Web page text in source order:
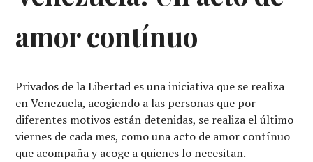
amor contínuo
Privados de la Libertad es una iniciativa que se realiza
en Venezuela, acogiendo a las personas que por
diferentes motivos están detenidas, se realiza el último
viernes de cada mes, como una acto de amor contínuo
que acompaña y acoge a quienes lo necesitan.